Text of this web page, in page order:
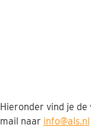
Hieronder vind je de
mail naar info@als.nl